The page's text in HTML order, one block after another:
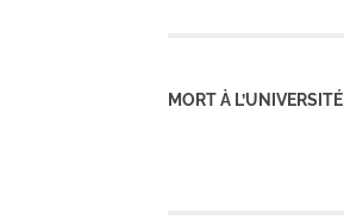
MORT À L’UNIVERSITÉ